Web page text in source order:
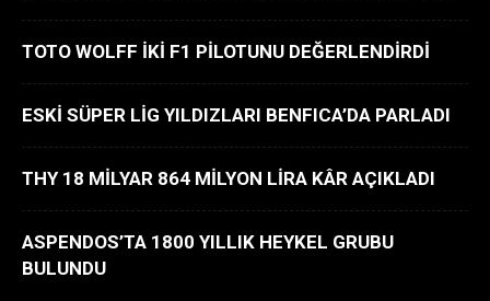
TOTO WOLFF İKİ F1 PİLOTUNU DEĞERLENDİRDİ
ESKİ SÜPER LİG YILDIZLARI BENFICA’DA PARLADI
THY 18 MİLYAR 864 MİLYON LİRA KÂR AÇIKLADI
ASPENDOS’TA 1800 YILLIK HEYKEL GRUBU
BULUNDU